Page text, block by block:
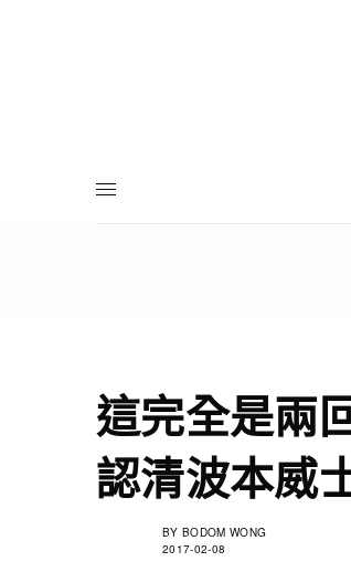
這完全是兩
認清波本威
BY BODOM WONG
2017-02-08